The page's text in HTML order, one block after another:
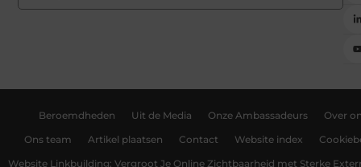
Beroemdheden Uit de Media Onze Ambassadeurs Over
Ons team Artikel plaatsen Contact Website index
Website Linkbuilding: Vergroot Je Online Zichtbaarheid met Sterke